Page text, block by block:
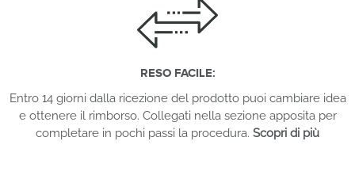
RESO FACILE:
Entro 14 giorni dalla ricezione del prodotto puoi cambiare idea
e ottenere il rimborso. Collegati nella sezione apposita per
completare in pochi passi la procedura. Scopri di più